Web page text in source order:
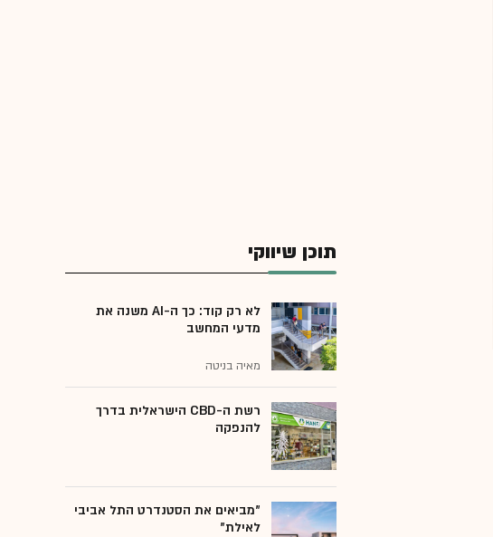
תוכן שיווקי
לא רק קוד: כך ה-AI משנה את
מדעי המחשב
מאיה בניטה
רשת ה-CBD הישראלית בדרך
להנפקה
"מביאים את הסטנדרט התל אביבי
לאילת"